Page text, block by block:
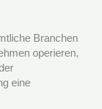
Branchen
operieren,
eine